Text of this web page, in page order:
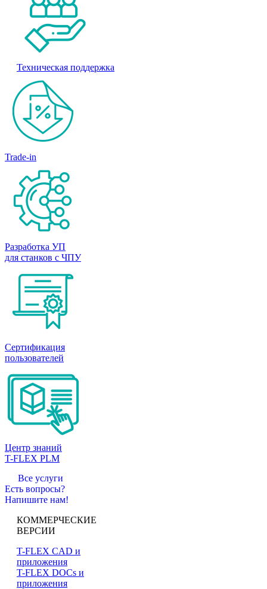
Техническая поддержка
Trade-in
Разработка УП
для станков с ЧПУ
Сертификация
пользователей
Центр знаний
T-FLEX PLM
Все услуги
Есть вопросы?
Напишите нам!
КОММЕРЧЕСКИЕ
ВЕРСИИ
T-FLEX CAD и
приложения
T-FLEX DOCs и
приложения